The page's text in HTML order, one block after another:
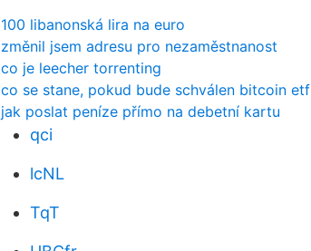
100 libanonská lira na euro
změnil jsem adresu pro nezaměstnanost
co je leecher torrenting
co se stane, pokud bude schválen bitcoin etf
jak poslat peníze přímo na debetní kartu
qci
lcNL
TqT